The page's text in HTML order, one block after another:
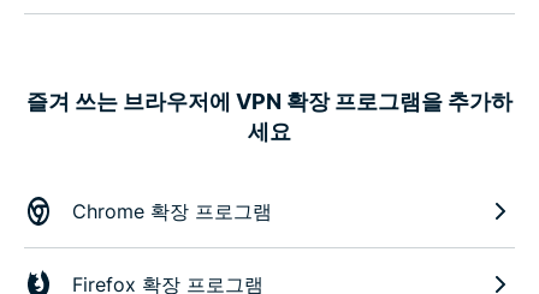
즐겨 쓰는 브라우저에 VPN 확장 프로그램을 추가하
세요
Chrome 확장 프로그램
Firefox 확장 프로그램